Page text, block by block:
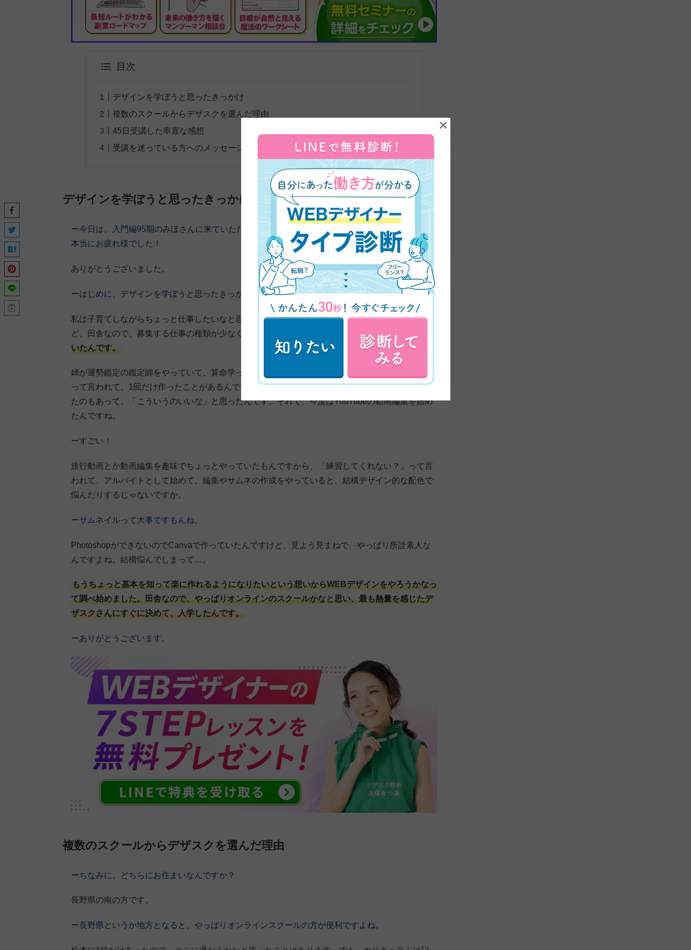
目次
デザインを学ぼうと思ったきっかけ
複数のスクールからデザスクを選んだ理由
45日受講した率直な感想
受講を迷っている方へのメッセージ
デザインを学ぼうと思ったきっかけ
ー今日は、入門編95期のみほさんに来ていただきました。よろしくお願いします。
まずは、45日間
本当にお疲れ様でした！
ありがとうございました。
ーはじめに、デザインを学ぼうと思ったきっかけについてお伺いしてもいいですか？
私は子育てしながらちょっと仕事したいなと思って、ちょこちょこパートをやってきたんですけ
ど、田舎なので、募集する仕事の種類が少なくて…。
在宅でできる仕事はないかなとずっと思って
いたんです。
姉が運勢鑑定の鑑定師をやっていて、算命学っていうんですけど、その関係で名刺を作ってほしい
って言われて、1回だけ作ったことがあるんですね。そのとき、結構楽しいなと思ったのと喜ばれ
たのもあって、「こういうのいいな」と思ったんです。それで、今度はYouTubeの動画編集を始め
たんですね。
ーすごい！
旅行動画とか動画編集を趣味でちょっとやっていたもんですから、「練習してくれない？」って言
われて、アルバイトとして始めて。編集やサムネの作成をやっていると、結構デザイン的な配色で
悩んだりするじゃないですか。
ーサムネイルって大事ですもんね。
PhotoshopができないのでCanvaで作っていたんですけど、見よう見まねで、やっぱり所詮素人な
んですよね。結構悩んでしまって…。
もうちょっと基本を知って楽に作れるようになりたいという想いからWEBデザインをやろうかなっ
て調べ始めました。田舎なので、やっぱりオンラインのスクールかなと思い、最も熱量を感じたデ
ザスクさんにすぐに決めて、入学したんです。
ーありがとうございます。
複数のスクールからデザスクを選んだ理由
ーちなみに、どちらにお住まいなんですか？
長野県の南の方です。
ー長野県というか地方となると、やっぱりオンラインスクールの方が便利ですよね。
×